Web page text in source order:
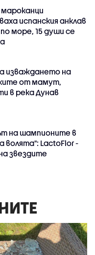
мароканци
испанския анклав
море, 15 души се
изваждането на
от мамут,
в река Дунав
на шампионите в
волята": LactoFlor -
звездите